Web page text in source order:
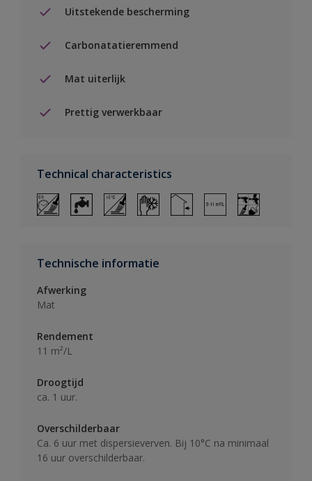
Uitstekende bescherming
Carbonatatieremmend
Mat uiterlijk
Prettig verwerkbaar
Technical characteristics
Technische informatie
Afwerking
Mat
Rendement
11 m²/L
Droogtijd
ca. 1 uur.
Overschilderbaar
Ca. 6 uur met dispersieverven. Bij 10°C na minimaal
16 uur overschilderbaar.